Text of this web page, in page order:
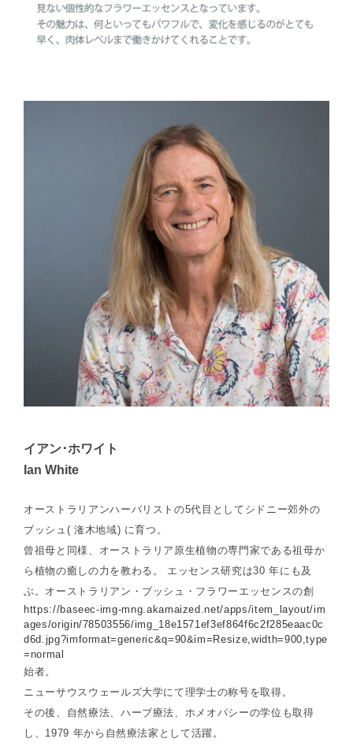
イアン･ホワイト
Ian White
オーストラリアンハーバリストの5代目としてシドニー郊外の
ブッシュ( 潅木地域) に育つ。
曾祖母と同様、オーストラリア原生植物の専門家である祖母か
ら植物の癒しの力を教わる。 エッセンス研究は30 年にも及
ぶ。オーストラリアン・ブッシュ・フラワーエッセンスの創
https://baseec-img-mng.akamaized.net/apps/item_layout/im
ages/origin/78503556/img_18e1571ef3ef864f6c2f285eaac0c
d6d.jpg?imformat=generic&q=90&im=Resize,width=900,type
=normal
始者。
ニューサウスウェールズ大学にて理学士の称号を取得。
その後、自然療法、ハーブ療法、ホメオパシーの学位も取得
し、1979 年から自然療法家として活躍。